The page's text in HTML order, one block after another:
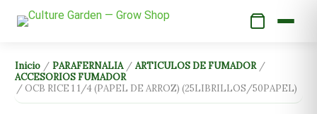
Inicio / PARAFERNALIA / ARTICULOS DE FUMADOR /
ACCESORIOS FUMADOR
/ OCB RICE 1 1/4 (PAPEL DE ARROZ) (25LIBRILLOS/50PAPEL)
OCB
RICE
1